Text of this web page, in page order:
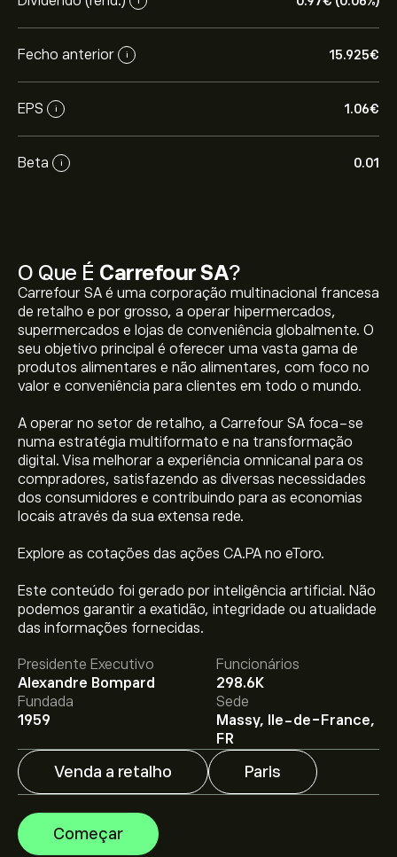
Fecho anterior i 15.925‎€‎
EPS i 1.06‎€‎
Beta i 0.01
O Que É Carrefour SA?
Carrefour SA é uma corporação multinacional francesa
de retalho e por grosso, a operar hipermercados,
supermercados e lojas de conveniência globalmente. O
seu objetivo principal é oferecer uma vasta gama de
produtos alimentares e não alimentares, com foco no
valor e conveniência para clientes em todo o mundo.
A operar no setor de retalho, a Carrefour SA foca-se
numa estratégia multiformato e na transformação
digital. Visa melhorar a experiência omnicanal para os
compradores, satisfazendo as diversas necessidades
dos consumidores e contribuindo para as economias
locais através da sua extensa rede.
Explore as cotações das ações CA.PA no eToro.
Este conteúdo foi gerado por inteligência artificial. Não
podemos garantir a exatidão, integridade ou atualidade
das informações fornecidas.
Presidente Executivo
Alexandre Bompard
Funcionários
298.6K
Fundada
1959
Sede
Massy, Ile-de-France,
FR
Venda a retalho Paris
Começar
O preço atual da CA.PA é 15.925‎€‎.
O preço médio alvo para Carrefour SA é 15.925‎€‎.
jána eToro para previsões detalhadas de analistas e
metas de preço.
Os analistas oferecem previsões para Carrefour SA
com base em tendências de mercado, relatórios
financeiros e projeções de crescimento. Descubra a
previsão mais recente para os movimentos futuros
dos preços.
A capitalização bolsista de Carrefour SA é 11.27B‎€‎